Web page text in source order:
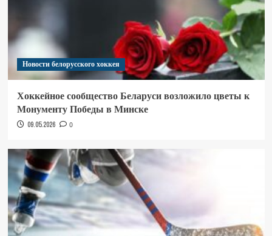
Новости белорусского хоккея
Хоккейное сообщество Беларуси возложило цветы к
Монументу Победы в Минске
09.05.2026 0